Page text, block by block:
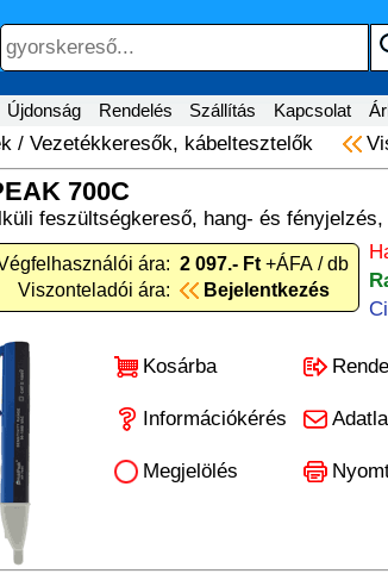
Újdonság Rendelés Szállítás Kapcsolat
/ Vezetékkeresők, kábeltesztelők
700C
feszültségkereső, hang- és fényjelzés,
ára: 2 097.- Ft +ÁFA / db
Viszonteladói ára:
Bejelentkezés
Kosárba
Információkérés
Megjelölés